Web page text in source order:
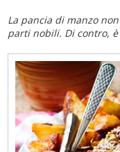
La pancia di manzo
parti nobili. Di contro,